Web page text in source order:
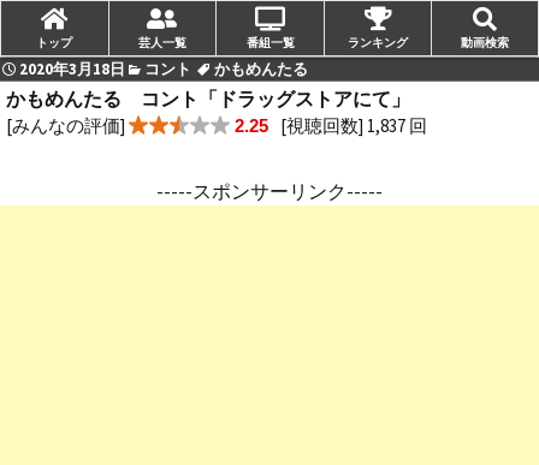
2020年3月18日 コント
かもめんたる
かもめんたる コント「ドラッグストアにて」
[みんなの評価] 2.25 [視聴回数] 1,837 回
-----スポンサーリンク-----
トップ 芸人一覧 番組一覧 ランキング 動画検索